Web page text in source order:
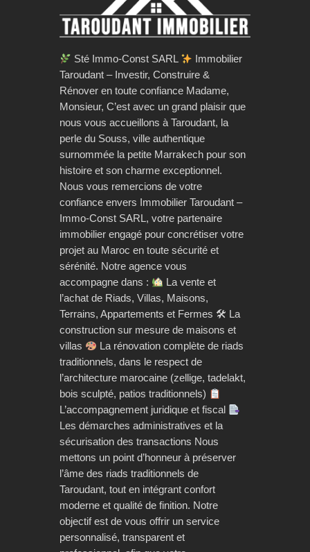
Sté Immo-Const SARL
Immobilier
Taroudant – Investir, Construire &
Rénover en toute confiance Madame,
Monsieur, C’est avec un grand plaisir que
nous vous accueillons à Taroudant, la
perle du Souss, ville authentique
surnommée la petite Marrakech pour son
histoire et son charme exceptionnel.
Nous vous remercions de votre
confiance envers Immobilier Taroudant –
Immo-Const SARL, votre partenaire
immobilier engagé pour concrétiser votre
projet au Maroc en toute sécurité et
sérénité. Notre agence vous
accompagne dans :
La vente et
l’achat de Riads, Villas, Maisons,
Terrains, Appartements et Fermes 🛠 La
construction sur mesure de maisons et
villas
La rénovation complète de riads
traditionnels, dans le respect de
l’architecture marocaine (zellige, tadelakt,
bois sculpté, patios traditionnels)
L’accompagnement juridique et fiscal
Les démarches administratives et la
sécurisation des transactions Nous
mettons un point d’honneur à préserver
l’âme des riads traditionnels de
Taroudant, tout en intégrant confort
moderne et qualité de finition. Notre
objectif est de vous offrir un service
personnalisé, transparent et